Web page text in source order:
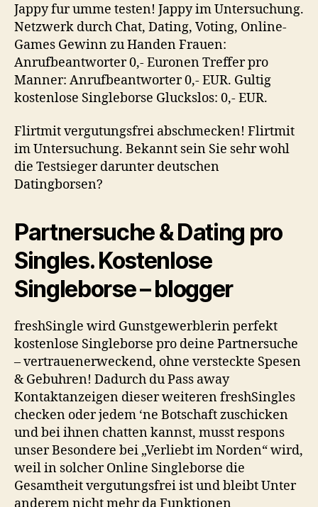
Jappy fur umme testen! Jappy im Untersuchung.
Netzwerk durch Chat, Dating, Voting, Online-
Games Gewinn zu Handen Frauen:
Anrufbeantworter 0,- Euronen Treffer pro
Manner: Anrufbeantworter 0,- EUR. Gultig
kostenlose Singleborse Gluckslos: 0,- EUR.
Flirtmit vergutungsfrei abschmecken! Flirtmit
im Untersuchung. Bekannt sein Sie sehr wohl
die Testsieger darunter deutschen
Datingborsen?
Partnersuche & Dating pro
Singles. Kostenlose
Singleborse – blogger
freshSingle wird Gunstgewerblerin perfekt
kostenlose Singleborse pro deine Partnersuche
– vertrauenerweckend, ohne versteckte Spesen
& Gebuhren! Dadurch du Pass away
Kontaktanzeigen dieser weiteren freshSingles
checken oder jedem ‘ne Botschaft zuschicken
und bei ihnen chatten kannst, musst respons
unser Besondere bei „Verliebt im Norden“ wird,
weil in solcher Online Singleborse die
Gesamtheit vergutungsfrei ist und bleibt Unter